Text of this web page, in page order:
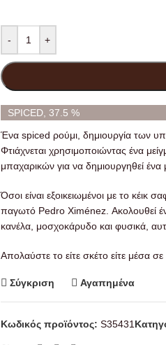
- +
SPICED, 37.5 %
Ένα spiced ρούμι, δημιουργία των
Φτιάχνεται χρησιμοποιώντας ένα
μπαχαρικών για να δημιουργηθεί ένα
Όσοι είναι εξοικειωμένοι με το
παγωτό Pedro Ximénez. Ακολουθεί
κανέλα, μοσχοκάρυδο και φυσικά,
Απολαύστε το είτε σκέτο είτε μέσα σε
Σύγκριση Αγαπημένα
Κωδικός προϊόντος: S35431